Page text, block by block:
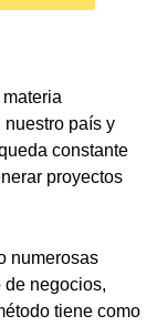
país y
constante
proyectos
numerosas
de negocios,
tiene como